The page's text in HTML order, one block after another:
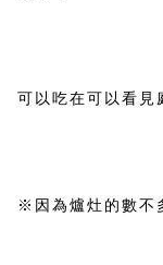
可以吃在可以看見
※因為爐灶的數不